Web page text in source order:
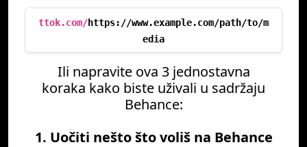
ttok.com/https://www.example.com/path/to/m
edia
Ili napravite ova 3 jednostavna
koraka kako biste uživali u sadržaju
Behance:
1. Uočiti nešto što voliš na Behance